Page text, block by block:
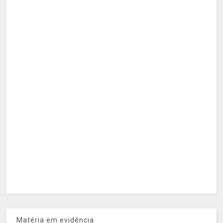
Matéria em evidência